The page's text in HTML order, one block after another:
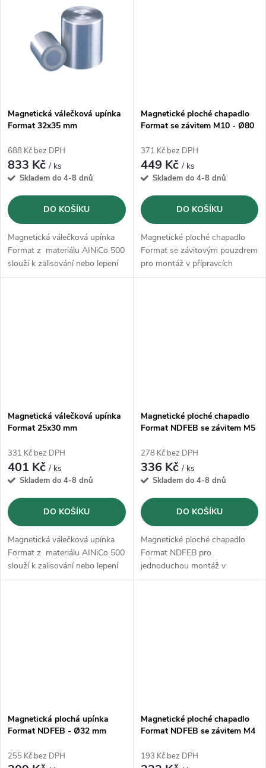
Magnetická válečková upínka
Format 32x35 mm
688 Kč bez DPH
833 Kč/ ks
Skladem do 4-8 dnů
DO KOŠÍKU
Magnetická válečková upínka
Format z materiálu AINiCo 500
slouží k zalisování nebo lepení
Magnetické ploché chapadlo
Format se závitem M10 - Ø80
371 Kč bez DPH
449 Kč/ ks
Skladem do 4-8 dnů
DO KOŠÍKU
Magnetické ploché chapadlo
Format se závitovým pouzdrem
pro montáž v přípravcích
Magnetická válečková upínka
Format 25x30 mm
331 Kč bez DPH
401 Kč/ ks
Skladem do 4-8 dnů
DO KOŠÍKU
Magnetická válečková upínka
Format z materiálu AINiCo 500
slouží k zalisování nebo lepení
Magnetické ploché chapadlo
Format NDFEB se závitem M5
278 Kč bez DPH
336 Kč/ ks
Skladem do 4-8 dnů
DO KOŠÍKU
Magnetické ploché chapadlo
Format NDFEB pro
jednoduchou montáž v
přípravcích
Magnetická plochá upínka
Format NDFEB - Ø32 mm
255 Kč bez DPH
Magnetické ploché chapadlo
Format NDFEB se závitem M4
193 Kč bez DPH